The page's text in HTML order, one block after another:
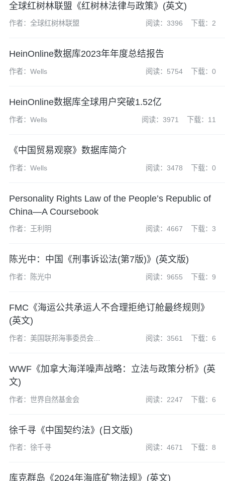
全球红树林联盟《红树林法律与政策》(英文)
作者：全球红树林联盟 阅读：3396 下载：2
HeinOnline数据库2023年年度总结报告
作者：Wells 阅读：5754 下载：0
HeinOnline数据库全球用户突破1.52亿
作者：Wells 阅读：3971 下载：11
《中国贸易观察》数据库简介
作者：Wells 阅读：3478 下载：0
Personality Rights Law of the People’s Republic of
China—A Coursebook
作者：王利明 阅读：4667 下载：3
陈光中：中国《刑事诉讼法(第7版)》(英文版)
作者：陈光中 阅读：9655 下载：9
FMC《海运公共承运人不合理拒绝订舱最终规则》
(英文)
作者：美国联邦海事委员会
阅读：3561 下载：6
WWF《加拿大海洋噪声战略：立法与政策分析》(英
文)
作者：世界自然基金会 阅读：2247 下载：6
徐千寻《中国契约法》(日文版)
作者：徐千寻 阅读：4671 下载：8
库克群岛《2024年海底矿物法规》(英文)